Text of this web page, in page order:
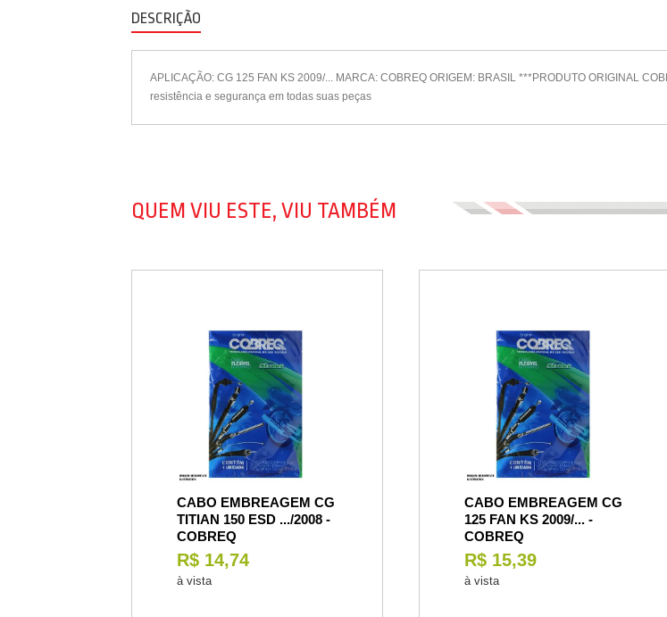
DESCRIÇÃO
APLICAÇÃO: CG 125 FAN KS 2009/... MARCA: COBREQ ORIGEM: BRASIL ***PRODUTO ORIGINAL
resistência e segurança em todas suas peças
QUEM VIU ESTE, VIU TAMBÉM
CABO EMBREAGEM CG
TITIAN 150 ESD .../2008 -
COBREQ
R$ 14,74
à vista
CABO EMBREAGEM CG
125 FAN KS 2009/... -
COBREQ
R$ 15,39
à vista